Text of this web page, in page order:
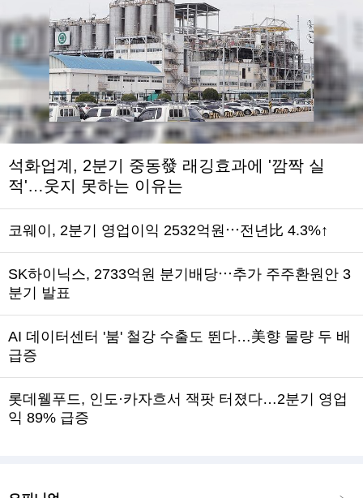
석화업계, 2분기 중동發 래깅효과에 '깜짝 실
적'…웃지 못하는 이유는
코웨이, 2분기 영업이익 2532억원⋯전년比 4.3%↑
SK하이닉스, 2733억원 분기배당⋯추가 주주환원안 3
분기 발표
AI 데이터센터 '붐' 철강 수출도 뛴다…美향 물량 두 배
급증
롯데웰푸드, 인도·카자흐서 잭팟 터졌다…2분기 영업
익 89% 급증